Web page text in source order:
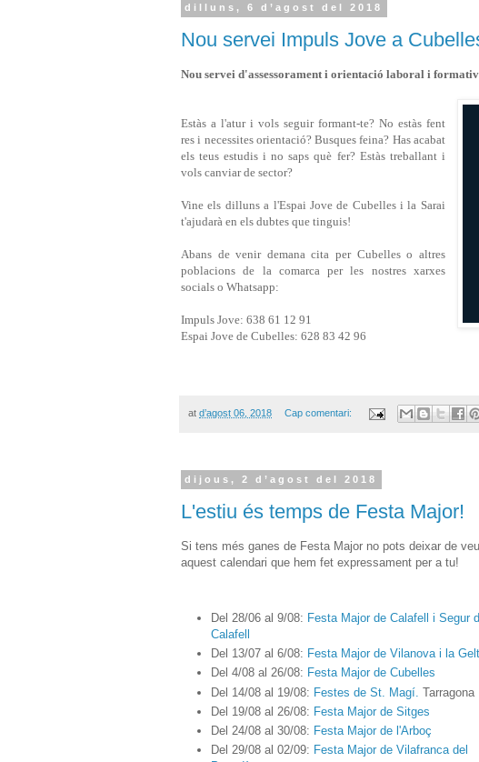
dilluns, 6 d’agost del 2018
Nou servei Impuls Jove a
Nou servei d'assessorament i orientació laboral i
Estàs a l'atur i vols seguir formant-te? No estàs fent
res i necessites orientació? Busques feina? Has acabat
els teus estudis i no saps què fer? Estàs treballant i
vols canviar de sector?
Vine els dilluns a l'Espai Jove de Cubelles i la Sarai
t'ajudarà en els dubtes que tinguis!
Abans de venir demana cita per Cubelles o altres
poblacions de la comarca per les nostres xarxes
socials o Whatsapp:
Impuls Jove: 638 61 12 91
Espai Jove de Cubelles: 628 83 42 96
at d’agost 06, 2018 Cap comentari:
dijous, 2 d’agost del 2018
L'estiu és temps de Festa Major!
Si tens més ganes de Festa Major no pots deixar de
aquest calendari que hem fet expressament per a tu!
Del 28/06 al 9/08: Festa Major de Calafell i Segur
Calafell
Del 13/07 al 6/08: Festa Major de Vilanova i la
Del 4/08 al 26/08: Festa Major de Cubelles
Del 14/08 al 19/08: Festes de St. Magí. Tarragona
Del 19/08 al 26/08: Festa Major de Sitges
Del 24/08 al 30/08: Festa Major de l'Arboç
Del 29/08 al 02/09: Festa Major de Vilafranca del